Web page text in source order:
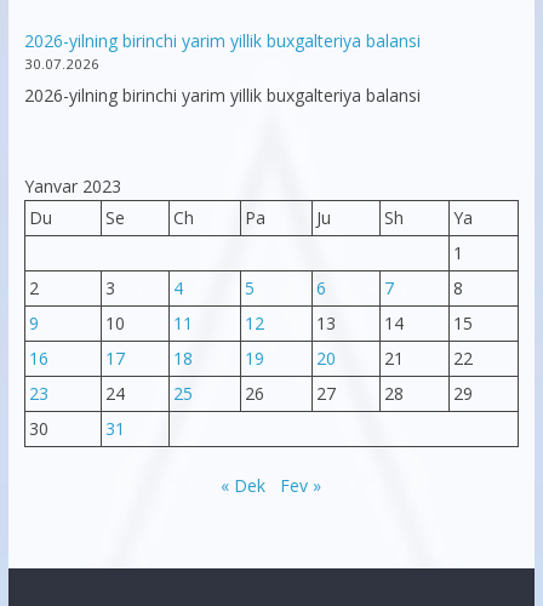
2026-yilning birinchi yarim yillik buxgalteriya balansi
30.07.2026
2026-yilning birinchi yarim yillik buxgalteriya balansi
Yanvar 2023
Du
Se Ch Pa Ju Sh
Ya
1
2
3 4 5 6 7
8
9
10 11 12 13 14
15
16
17 18 19 20 21
22
23
24 25 26 27 28
29
30
31
« Dek Fev »